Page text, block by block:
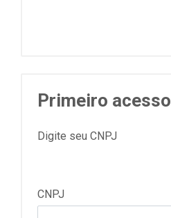
Primeiro acesso
Digite seu CNPJ
CNPJ